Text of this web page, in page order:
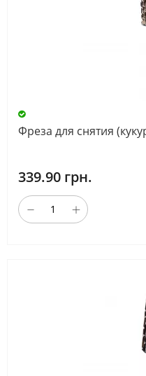
Фреза для снятия
339.90 грн.